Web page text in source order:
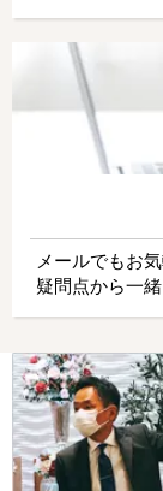
メールでもお
疑問点から一